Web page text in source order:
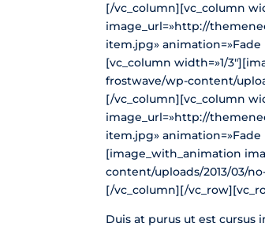
[/vc_column][vc_column
image_url=»http://
item.jpg» animation=»Fade
[vc_column width=»1/
frostwave/wp-content/
[/vc_column][vc_column
image_url=»http://
item.jpg» animation=»Fade
[image_with_animation
content/uploads/2013/03/
[/vc_column][/
Duis at purus ut est cursus